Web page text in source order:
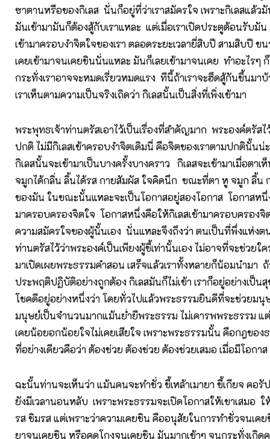
ซาตานหรือของกิเลส นั่นก็อยู่ที่ว่าเราสมัครใจ เพราะกิเลสแล้ว
มันเข้ามามันก็ต้องสู้กับเราแหละ แต่เมื่อเราเปิดประตูต้อนรับมั
เข้ามาครอบงำจิตใจของเรา ตลอดระยะเวลายี่สิบปี สามสิบปี ข
เคยเข้ามาจนเคยชินนั่นแหละ มันก็เลยเข้ามาจนเคย ทำอะไรๆ
กระทั่งเราอาจจะหมดเรี่ยวหมดแรง ทีนี้ถ้าเราจะฮึดสู้กันขึ้นมา
เราเห็นตามความเป็นจริงเถิดว่า กิเลสนั้นเป็นสิ่งที่เพิ่งเข้ามา
พระพุทธเจ้าท่านตรัสเอาไว้เป็นเรื่องที่สำคัญมาก พระองค์ตรัส
ปกติ ไม่มีกิเลสเข้าครอบงำจิตเดิมนี่ คือจิตของเราตามปกตินั้น
กิเลสนั้นจะเข้ามาเป็นบางครั้งบางคราว กิเลสจะเข้ามาเมื่อตาเ
จมูกได้กลิ่น ลิ้นได้รส กายสัมผัส ใจคิดนึก ขณะที่ตา หู จมูก ลิ้น
ของมัน ในขณะนั้นแหละจะเป็นโอกาสอยู่สองโอกาส โอกาสหนึ่
มาครอบครองจิตใจ โอกาสหนึ่งคือให้กิเลสเข้ามาครอบครอง
ความสมัครใจของผู้นั้นเอง นั่นแหละจึงถึงว่า ตนเป็นที่พึ่งแห่ง
ท่านตรัสไว้ว่าพระองค์เป็นเพียงผู้ชี้เท่านั้นเอง ไม่อาจที่จะช่วยใ
มาเปิดเผยพระธรรมคำสอน เสร็จแล้วเราทั้งหลายก็น้อมนำมา ถ้
ประพฤติปฏิบัติอย่างถูกต้อง กิเลสมันก็ไม่เข้า เราก็อยู่อย่างเป็
โชคดีอยู่อย่างหนึ่งว่า โดยทั่วไปแล้วพระธรรมยินดีที่จะช่วยม
มนุษย์เป็นจำนวนมากแม้นย่ำยีพระธรรม ไม่เคารพพระธรรม แ
เคยน้อยอกน้อยใจไม่เคยเสียใจ เพราะพระธรรมนั้น คือกฎขอ
ที่อย่างเดียวคือว่า ต้องช่วย ต้องช่วย ต้องช่วยเสมอ เมื่อมีโอกาส
ฉะนั้นท่านจะเห็นว่า แม้นคนจะทำชั่ว ขี้เหล้าเมายา ขี้เกียจ คอรั
ยังมีเวลานอนหลับ เพราะพระธรรมจะเปิดโอกาสให้เขาเสมอ ใ
รส ชิมรส แต่เพราะว่าความเคยชิน คืออนุสัยในการทำชั่วจนเค
ยาจนเคยชิน หรือคดโกงจนเคยชิน มันมากเข้าๆ จนกระทั่งเกิ